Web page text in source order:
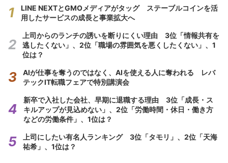
LINE NEXTとGMOメディアがタッグ ステーブルコインを活
用したサービスの成長と事業拡大へ
上司からのランチの誘いを断りにくい理由 3位「情報共有を
逃したくない」、2位「職場の雰囲気を悪くしたくない」、1
位は？
AIが仕事を奪うのではなく、AIを使える人に奪われる レバ
テックIT転職フェアで特別講演会
新卒で入社した会社、早期に退職する理由 3位「成長・ス
キルアップが見込めない」、2位「労働時間・休日・働き方
などの労働条件」、1位は？
上司にしたい有名人ランキング 3位「タモリ」、2位「天海
祐希」、1位は？